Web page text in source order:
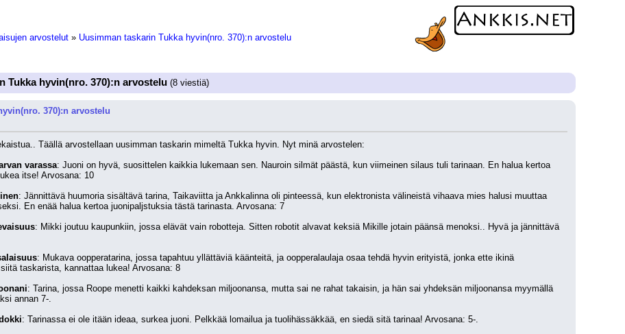
arvostelut » Uusimman taskarin Tukka hyvin(nro. 370):n arvostelu
Tukka hyvin(nro. 370):n arvostelu (8 viestiä)
370):n arvostelu
Täällä arvostellaan uusimman taskarin mimeltä Tukka hyvin. Nyt minä arvostelen:
varassa: Juoni on hyvä, suosittelen kaikkia lukemaan sen. Nauroin silmät päästä, kun viimeinen silaus tuli tarinaan. En halua kertoa
itse! Arvosana: 10
: Jännittävä huumoria sisältävä tarina, Taikaviitta ja Ankkalinna oli pinteessä, kun elektronista välineistä vihaava mies halusi muuttaa
En enää halua kertoa juonipaljstuksia tästä tarinasta. Arvosana: 7
: Mikki joutuu kaupunkiin, jossa elävät vain robotteja. Sitten robotit alvavat keksiä Mikille jotain päänsä menoksi.. Hyvä ja jännittävä
: Mukava oopperatarina, jossa tapahtuu yllättäviä käänteitä, ja oopperalaulaja osaa tehdä hyvin erityistä, jonka ette ikinä
taskarista, kannattaa lukea! Arvosana: 8
: Tarina, jossa Roope menetti kaikki kahdeksan miljoonansa, mutta sai ne rahat takaisin, ja hän sai yhdeksän miljoonansa myymällä
annan 7-.
: Tarinassa ei ole itään ideaa, surkea juoni. Pelkkää lomailua ja tuolihässäkkää, en siedä sitä tarinaa! Arvosana: 5-.